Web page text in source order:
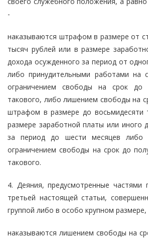
-
наказываются штрафом в размере от
тысяч рублей или в размере
дохода осужденного за период от
либо принудительными работами на
ограничением свободы на срок
такового, либо лишением свободы на
штрафом в размере до восьмидесяти
размере заработной платы или иного
за период до шести месяцев
ограничением свободы на срок до
такового.
4. Деяния, предусмотренные частями
третьей настоящей статьи,
группой либо в особо крупном размере,
наказываются лишением свободы на